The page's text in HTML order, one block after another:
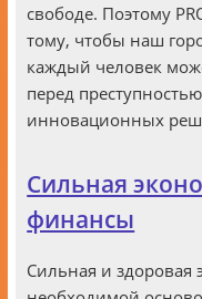
свободе. Поэтому
тому, чтобы наш
каждый человек
перед
инновационных
Сильная
финансы
Сильная и здоровая